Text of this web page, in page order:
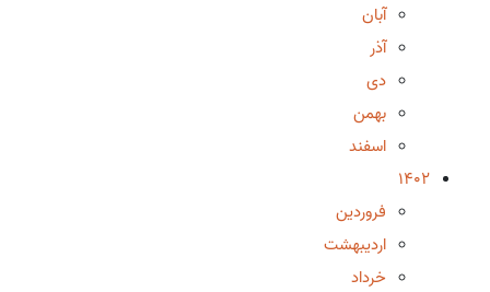
آبان
آذر
دی
بهمن
اسفند
1402
فروردین
اردیبهشت
خرداد